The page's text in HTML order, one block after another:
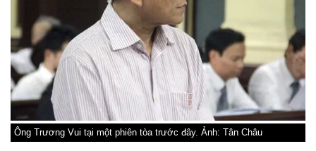
Ông Trương Vui tại một phiên tòa trước đây. Ảnh: Tân Châu